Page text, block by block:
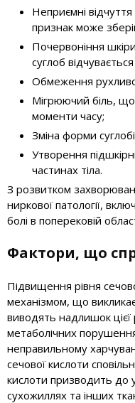
Неприємні
признак може
Почервоніння
суглоб
Обмеження
Мігрюючий біль, що
моменти часу;
Зміна форми
Утворення
частинах тіла.
З розвитком
ниркової патології,
болі в поперековій
Фактори, що
Підвищення рівня
механізмом, що
виводять надлишок
метаболічних
неправильному
сечової кислоти
кислоти призводить до
сухожиллях та інших